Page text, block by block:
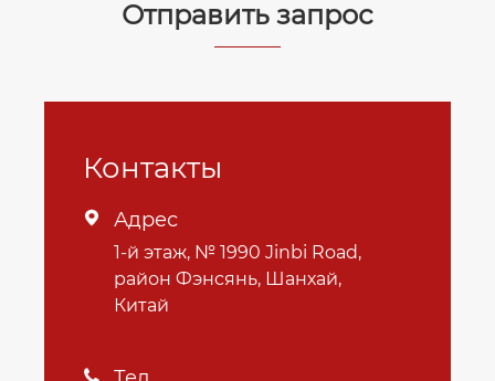
Отправить запрос
Контакты
 Адрес
1-й этаж, № 1990 Jinbi Road,
район Фэнсянь, Шанхай,
Китай
